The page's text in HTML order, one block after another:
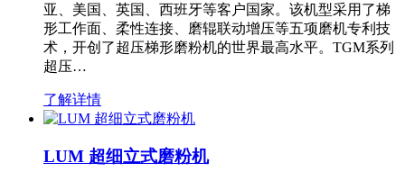
亚、美国、英国、西班牙等客户国家。该机型采用了梯
形工作面、柔性连接、磨辊联动增压等五项磨机专利技
术，开创了超压梯形磨粉机的世界最高水平。TGM系列
超压…
了解详情
LUM 超细立式磨粉机